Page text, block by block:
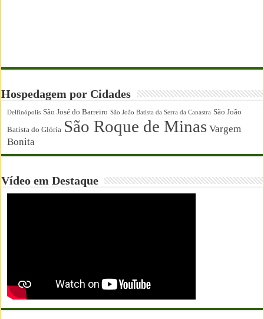
Hospedagem por Cidades
Delfinópolis São José do Barreiro São João Batista da Serra da Canastra São João
Batista do Glória São Roque de Minas Vargem
Bonita
Vídeo em Destaque